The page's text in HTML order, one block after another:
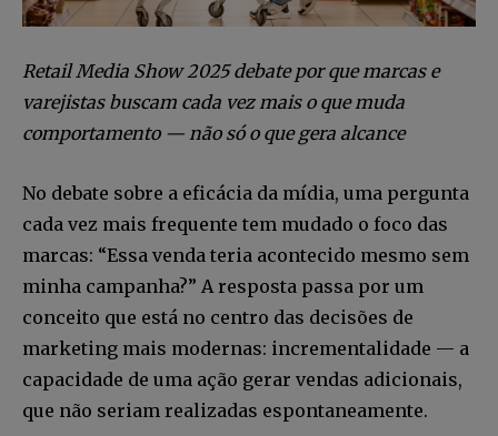
Retail Media Show 2025 debate por que marcas e
varejistas buscam cada vez mais o que muda
comportamento — não só o que gera alcance
No debate sobre a eficácia da mídia, uma pergunta
cada vez mais frequente tem mudado o foco das
marcas: “Essa venda teria acontecido mesmo sem
minha campanha?” A resposta passa por um
conceito que está no centro das decisões de
marketing mais modernas: incrementalidade — a
capacidade de uma ação gerar vendas adicionais,
que não seriam realizadas espontaneamente.